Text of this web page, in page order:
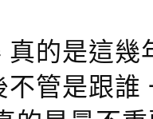
的是這
管是跟